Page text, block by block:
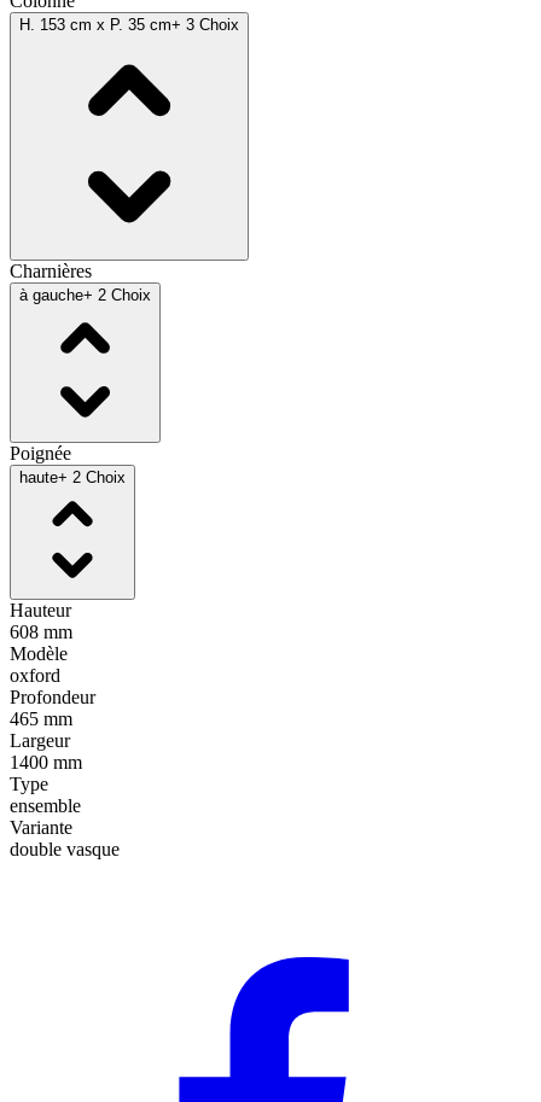
H. 153 cm x P. 35 cm+ 3 Choix
Charnières
à gauche+ 2 Choix
Poignée
haute+ 2 Choix
Hauteur
608 mm
Modèle
oxford
Profondeur
465 mm
Largeur
1400 mm
Type
ensemble
Variante
double vasque